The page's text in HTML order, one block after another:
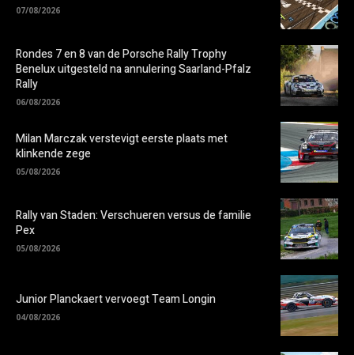
07/08/2026
Rondes 7 en 8 van de Porsche Rally Trophy
Benelux uitgesteld na annulering Saarland-Pfalz
Rally
06/08/2026
Milan Marczak verstevigt eerste plaats met
klinkende zege
05/08/2026
Rally van Staden: Verschueren versus de familie
Pex
05/08/2026
Junior Planckaert vervoegt Team Longin
04/08/2026